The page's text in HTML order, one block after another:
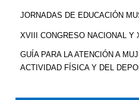
JORNADAS DE EDUCACIÓN
XVIII CONGRESO NACIONAL Y
GUÍA PARA LA ATENCIÓN A
ACTIVIDAD FÍSICA Y DEL